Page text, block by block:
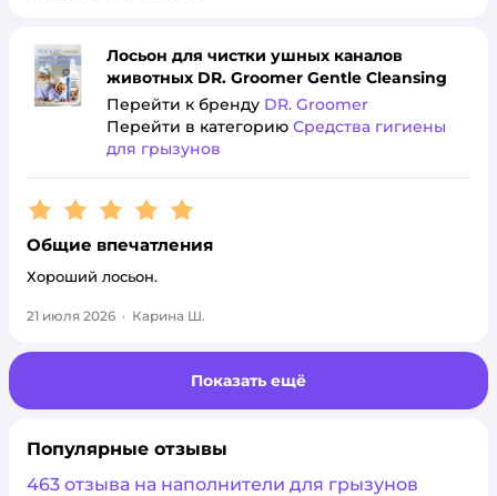
Лосьон для чистки ушных каналов
животных DR. Groomer Gentle Cleansing
Перейти к бренду DR. Groomer
Перейти в категорию Средства гигиены
для грызунов
Рейтинг:5
Общие впечатления
Хороший лосьон.
21 июля 2026 · Карина Ш.
Показать ещё
Популярные отзывы
463 отзыва на наполнители для грызунов